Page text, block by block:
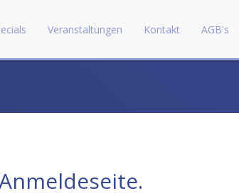
Veranstaltungen Kontakt AGB's